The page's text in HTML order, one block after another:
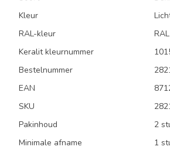
Kleur
RAL-kleur
Keralit kleurnummer
Bestelnummer
EAN
SKU
Pakinhoud
2
Minimale afname
1